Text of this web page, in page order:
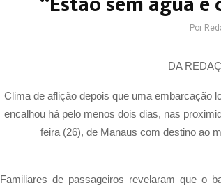
Por
DA
Clima de aflição depois que uma embarcação
encalhou há pelo menos dois dias, nas
feira (26), de Manaus com destino ao
Familiares de passageiros revelaram que o